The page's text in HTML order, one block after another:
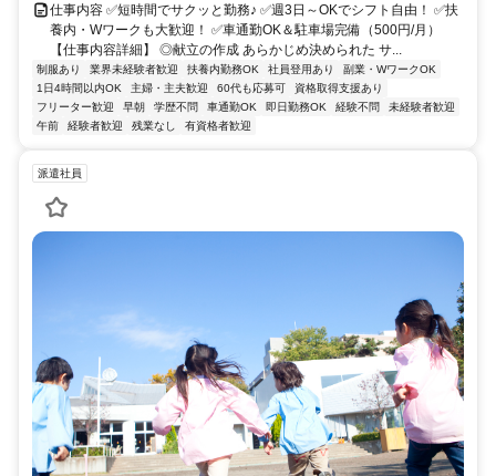
仕事内容 ✅短時間でサクッと勤務♪ ✅週3日～OKでシフト自由！ ✅扶
養内・Wワークも大歓迎！ ✅車通勤OK＆駐車場完備（500円/月）
【仕事内容詳細】 ◎献立の作成 あらかじめ決められた サ...
制服あり 業界未経験者歓迎 扶養内勤務OK 社員登用あり
副業・WワークOK
1日4時間以内OK
主婦・主夫歓迎 60代も応募可
資格取得支援あり
フリーター歓迎
早朝 学歴不問 車通勤OK 即日勤務OK 経験不問
未経験者歓迎
午前
経験者歓迎 残業なし 有資格者歓迎
派遣社員